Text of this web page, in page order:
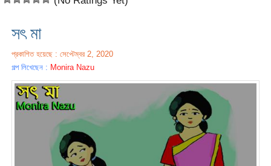
সৎ মা
প্রকাশিত হয়েছে : সেপ্টেম্বর 2, 2020
গল্প লিখেছেন : Monira Nazu